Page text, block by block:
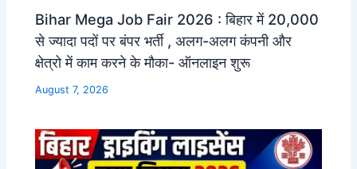
Bihar Mega Job Fair 2026 : बिहार में 20,000
से ज्यादा पदों पर बंपर भर्ती , अलग-अलग कंपनी और
क्षेत्रो में काम करने के मौका- ऑनलाइन शुरू
August 7, 2026